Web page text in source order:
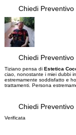
Chiedi Preventivo
Chiedi Preventivo
Chiedi Preventivo
Tiziano pensa di Estetica
ciao, nonostante i miei dubbi
estremamente soddisfatto e
trattamenti. Persona
Verificata